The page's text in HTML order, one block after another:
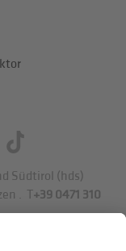
Südtirol (hds)
. T+39 0471 310